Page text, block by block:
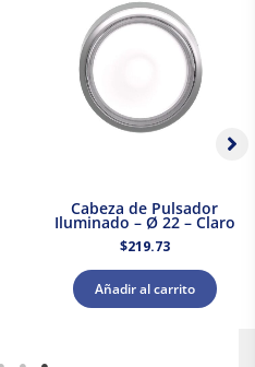
Cabeza de Pulsador
Iluminado – Ø 22 – Claro
$219.73
Añadir al carrito